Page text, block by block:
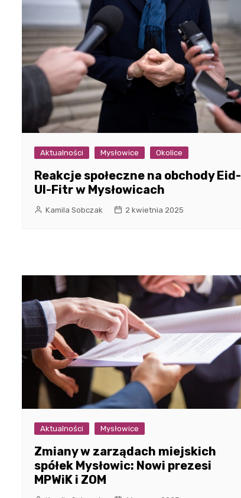
Aktualności Mysłowice Okolice
Reakcje społeczne na obchody Eid-
Ul-Fitr w Mysłowicach
Kamila Sobczak 2 kwietnia 2025
Aktualności Mysłowice
Zmiany w zarządach miejskich
spółek Mysłowic: Nowi prezesi
MPWiK i ZOM